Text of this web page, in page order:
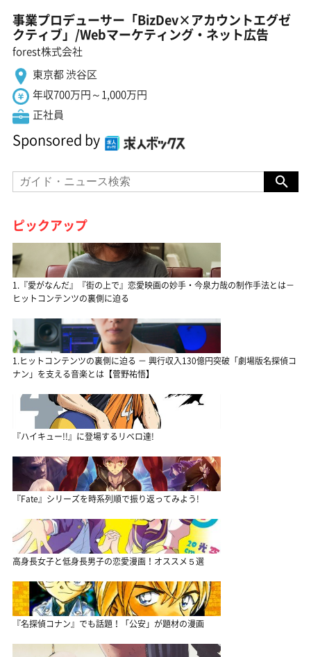
事業プロデューサー「BizDev×アカウントエグゼ
クティブ」/Webマーケティング・ネット広告
forest株式会社
東京都 渋谷区
年収700万円～1,000万円
正社員
Sponsored by
ピックアップ
1.『愛がなんだ』『街の上で』恋愛映画の妙手・今泉力哉の制作手法とは－
ヒットコンテンツの裏側に迫る
1.ヒットコンテンツの裏側に迫る － 興行収入130億円突破「劇場版名探偵コ
ナン」を支える音楽とは【菅野祐悟】
『ハイキュー!!』に登場するリベロ達!
『Fate』シリーズを時系列順で振り返ってみよう!
高身長女子と低身長男子の恋愛漫画！オススメ５選
『名探偵コナン』でも話題！「公安」が題材の漫画